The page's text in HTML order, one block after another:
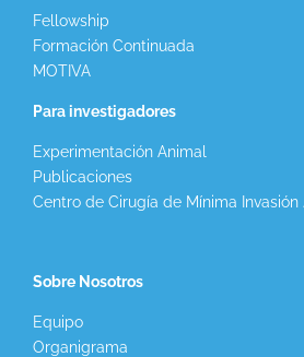
Fellowship
Formación Continuada
MOTIVA
Para investigadores
Experimentación Animal
Publicaciones
Centro de Cirugía de Mínima Invasión
Sobre Nosotros
Equipo
Organigrama